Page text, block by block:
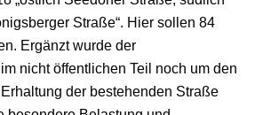
Straße“. Hier sollen 84
Ergänzt wurde der
nicht öffentlichen Teil noch um den
der bestehenden Straße